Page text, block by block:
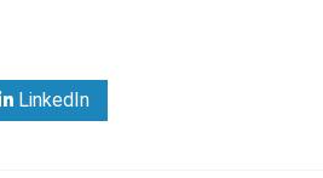
LinkedIn